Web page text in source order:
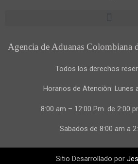
Agencia de Aduanas Colombiana
Todos los derechos
Horarios de Atenciòn: Lunes
8:00 am – 12:00 Pm. de 2:00
Sabados de 8:00 am a
Sitio Desarrollado por